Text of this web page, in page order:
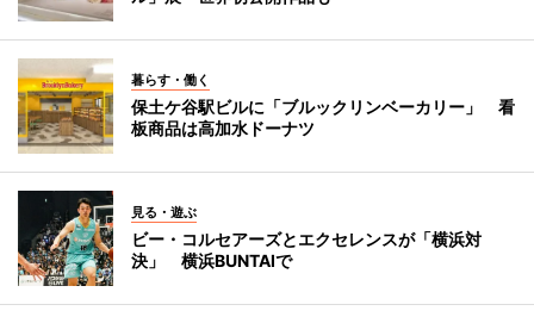
暮らす・働く
保土ケ谷駅ビルに「ブルックリンベーカリー」 看
板商品は高加水ドーナツ
見る・遊ぶ
ビー・コルセアーズとエクセレンスが「横浜対
決」 横浜BUNTAIで